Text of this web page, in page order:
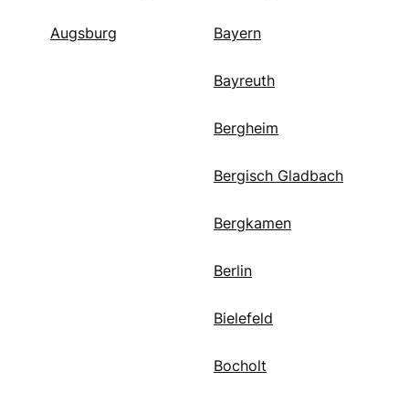
Augsburg Bayern
Bayreuth
Bergheim
Bergisch Gladbach
Bergkamen
Berlin
Bielefeld
Bocholt